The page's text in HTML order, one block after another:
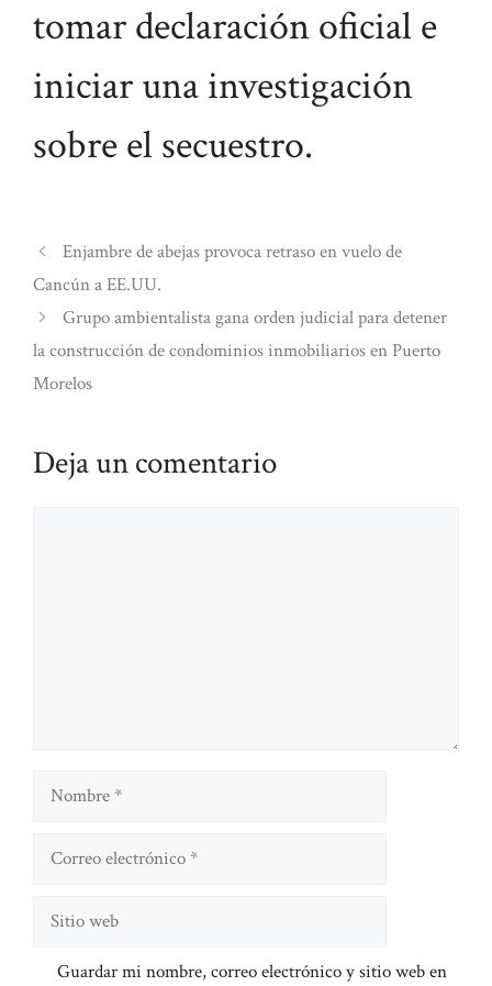
tomar declaración oficial e
iniciar una investigación
sobre el secuestro.
Enjambre de abejas provoca retraso en vuelo de
Cancún a EE.UU.
Grupo ambientalista gana orden judicial para detener
la construcción de condominios inmobiliarios en Puerto
Morelos
Deja un comentario
Nombre
Guardar mi nombre, correo electrónico y sitio web en